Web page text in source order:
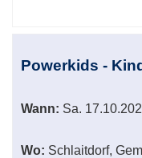
Powerkids -
Wann: Sa.
Wo: Schlaitdorf,